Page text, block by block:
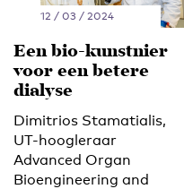
12 / 03 / 2024
Een bio-kunstnier
voor een betere
dialyse
Dimitrios Stamatialis,
UT-hoogleraar
Advanced Organ
Bioengineering and